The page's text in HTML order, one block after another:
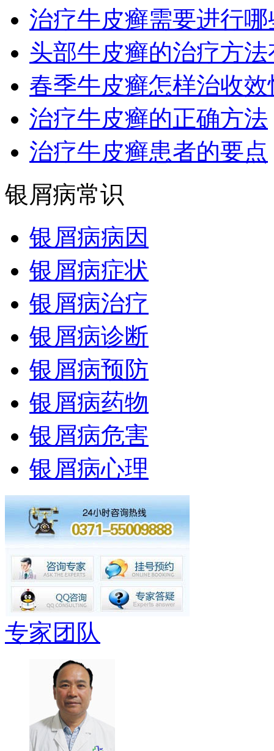
治疗牛皮癣需要进行
头部牛皮癣的治疗方
春季牛皮癣怎样治收效
治疗牛皮癣的正确方法
治疗牛皮癣患者的要点
银屑病常识
银屑病病因
银屑病症状
银屑病治疗
银屑病诊断
银屑病预防
银屑病药物
银屑病危害
银屑病心理
专家团队